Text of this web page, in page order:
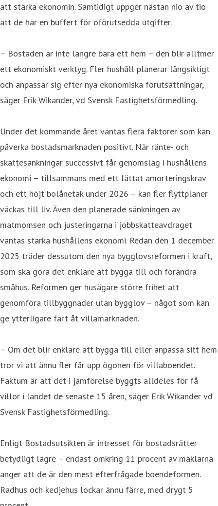
att stärka ekonomin. Samtidigt uppger nästan nio av tio
att de har en buffert för oförutsedda utgifter.
– Bostaden är inte längre bara ett hem – den blir alltmer
ett ekonomiskt verktyg. Fler hushåll planerar långsiktigt
och anpassar sig efter nya ekonomiska förutsättningar,
säger Erik Wikander, vd Svensk Fastighetsförmedling.
Under det kommande året väntas flera faktorer som kan
påverka bostadsmarknaden positivt. När ränte- och
skattesänkningar successivt får genomslag i hushållens
ekonomi – tillsammans med ett lättat amorteringskrav
och ett höjt bolånetak under 2026 – kan fler flyttplaner
väckas till liv. Även den planerade sänkningen av
matmomsen och justeringarna i jobbskatteavdraget
väntas stärka hushållens ekonomi. Redan den 1 december
2025 träder dessutom den nya bygglovsreformen i kraft,
som ska göra det enklare att bygga till och förändra
småhus. Reformen ger husägare större frihet att
genomföra tillbyggnader utan bygglov – något som kan
ge ytterligare fart åt villamarknaden.
– Om det blir enklare att bygga till eller anpassa sitt hem
tror vi att ännu fler får upp ögonen för villaboendet.
Faktum är att det i jämförelse byggts alldeles för få
villor i landet de senaste 15 åren, säger Erik Wikander vd
Svensk Fastighetsförmedling.
Enligt Bostadsutsikten är intresset för bostadsrätter
betydligt lägre – endast omkring 11 procent av mäklarna
anger att de är den mest efterfrågade boendeformen.
Radhus och kedjehus lockar ännu färre, med drygt 5